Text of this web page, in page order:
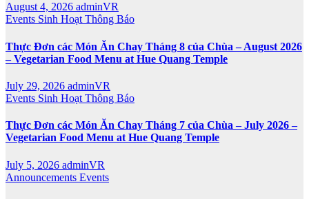
August 4, 2026 adminVR
Events Sinh HoạtThông Báo
Thực Đơn các Món Ăn Chay Tháng 8 của Chùa – August 2026
– Vegetarian Food Menu at Hue Quang Temple
July 29, 2026 adminVR
Events Sinh Hoạt Thông Báo
Thực Đơn các Món Ăn Chay Tháng 7 của Chùa – July 2026 –
Vegetarian Food Menu at Hue Quang Temple
July 5, 2026 adminVR
Announcements Events